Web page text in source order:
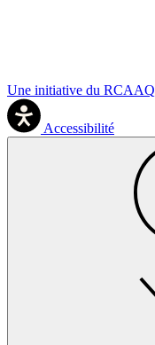
Une initiative du RCAAQ
Accessibilité